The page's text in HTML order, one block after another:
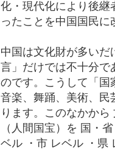
化・現代化により後継
ったことを中国国民に
中国は文化財が多い
言」だけでは不十分で
のです。こうして「国
音楽、舞踊、美術、民
ります。このなかか
（人間国宝）を 国・
ベル ・市 レベル ・県